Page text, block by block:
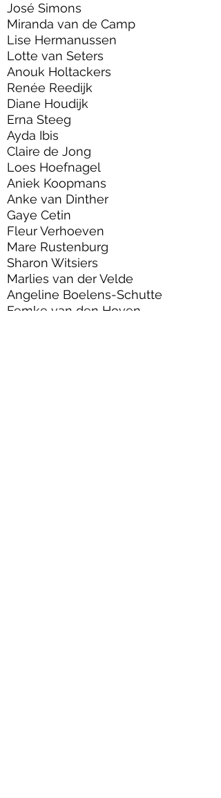
José Simons
Miranda van de Camp
Lise Hermanussen
Lotte van Seters
Anouk Holtackers
Renée Reedijk
Diane Houdijk
Erna Steeg
Ayda Ibis
Claire de Jong
Loes Hoefnagel
Aniek Koopmans
Anke van Dinther
Gaye Cetin
Fleur Verhoeven
Mare Rustenburg
Sharon Witsiers
Marlies van der Velde
Angeline Boelens-Schutte
Femke van den Hoven